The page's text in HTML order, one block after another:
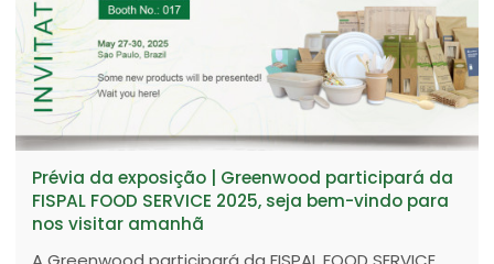
Prévia da exposição | Greenwood participará da
FISPAL FOOD SERVICE 2025, seja bem-vindo para
nos visitar amanhã